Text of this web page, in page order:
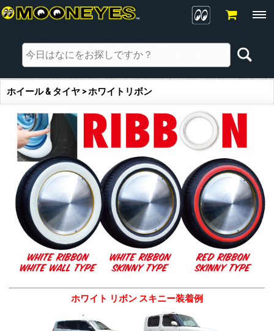
ホイール & タイヤ > ホワイトリボン
ホワイト リボン スキニー装着例